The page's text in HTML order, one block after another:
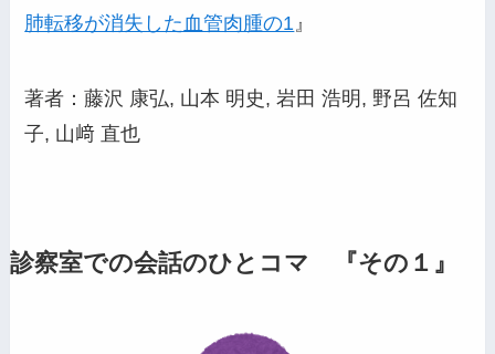
肺転移が消失した血管肉腫の1 』
著者：藤沢 康弘, 山本 明史, 岩田 浩明, 野呂 佐知
子, 山﨑 直也
診察室での会話のひとコマ 『その１』